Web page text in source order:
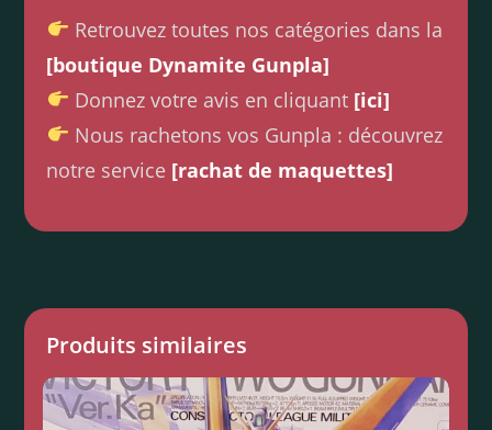
Retrouvez toutes nos catégories dans la
[boutique Dynamite Gunpla]
Donnez votre avis en cliquant [ici]
Nous rachetons vos Gunpla : découvrez
notre service [rachat de maquettes]
Produits similaires